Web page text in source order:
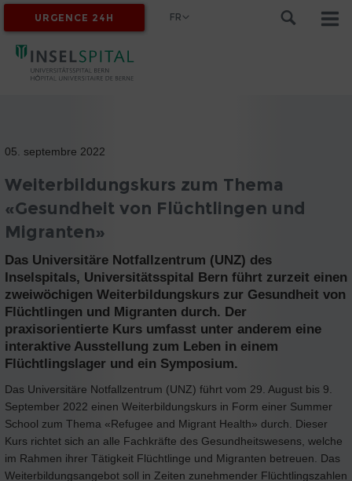
MYINSEL
URGENCE 24H FR
05. septembre 2022
Weiterbildungskurs zum Thema
«Gesundheit von Flüchtlingen und
Migranten»
Das Universitäre Notfallzentrum (UNZ) des
Inselspitals, Universitätsspital Bern führt zurzeit einen
zweiwöchigen Weiterbildungskurs zur Gesundheit von
Flüchtlingen und Migranten durch. Der
praxisorientierte Kurs umfasst unter anderem eine
interaktive Ausstellung zum Leben in einem
Flüchtlingslager und ein Symposium.
Das Universitäre Notfallzentrum (UNZ) führt vom 29. August bis 9.
September 2022 einen Weiterbildungskurs in Form einer Summer
School zum Thema «Refugee and Migrant Health» durch. Dieser
Kurs richtet sich an alle Fachkräfte des Gesundheitswesens, welche
im Rahmen ihrer Tätigkeit Flüchtlinge und Migranten betreuen. Das
Weiterbildungsangebot soll in Zeiten zunehmender Flüchtlingszahlen